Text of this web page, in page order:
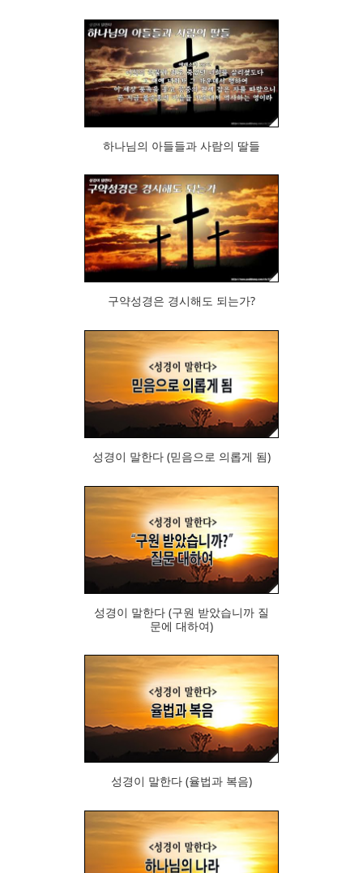
422
하나님의 아들들과 사람의 딸들
397
구약성경은 경시해도 되는가?
445
성경이 말한다 (믿음으로 의롭게 됨)
413
성경이 말한다 (구원 받았습니까 질
문에 대하여)
572
성경이 말한다 (율법과 복음)
443